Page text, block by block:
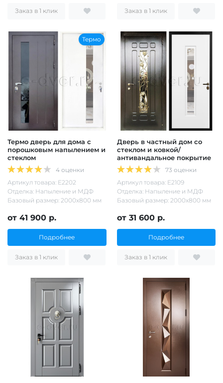
Заказ в 1 клик Заказ в 1 клик
Термо
Термо дверь для дома с
порошковым напылением и
стеклом
4 оценки
Артикул товара: Е2202
Отделка: Напыление и МДФ
Базовый размер: 2000х800 мм
от 41 900 р.
Подробнее
Заказ в 1 клик
Дверь в частный дом со
стеклом и ковкой/
антивандальное покрытие
73 оценки
Артикул товара: Е2109
Отделка: Напыление и МДФ
Базовый размер: 2000х800 мм
от 31 600 р.
Подробнее
Заказ в 1 клик